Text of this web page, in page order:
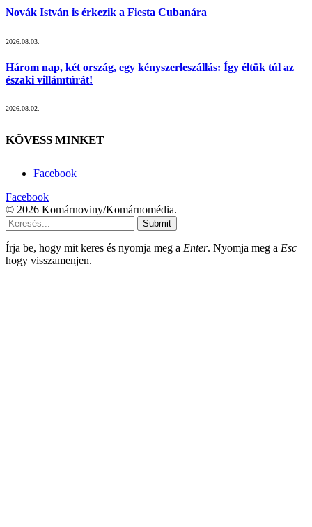
Novák István is érkezik a Fiesta Cubanára
2026.08.03.
Három nap, két ország, egy kényszerleszállás: Így éltük túl az
északi villámtúrát!
2026.08.02.
KÖVESS MINKET
Facebook
Facebook
© 2026 Komárnoviny/Komárnomédia.
Submit
Írja be, hogy mit keres és nyomja meg a Enter. Nyomja meg a Esc
hogy visszamenjen.